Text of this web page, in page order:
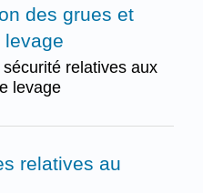
des grues et
levage
relatives aux
levage
relatives au